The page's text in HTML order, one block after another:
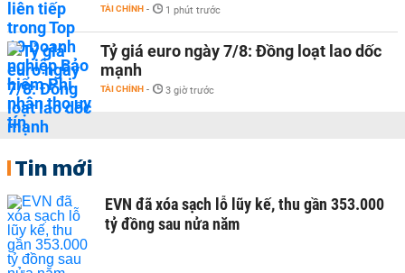
TÀI CHÍNH - 1 phút trước
Tỷ giá euro ngày 7/8: Đồng loạt lao dốc
mạnh
TÀI CHÍNH - 3 giờ trước
Tin mới
EVN đã xóa sạch lỗ lũy kế, thu gần 353.000
tỷ đồng sau nửa năm